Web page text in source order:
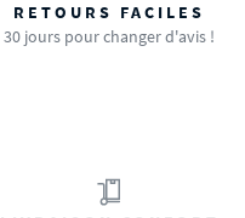
RETOURS FACILES
30 jours pour changer d'avis !